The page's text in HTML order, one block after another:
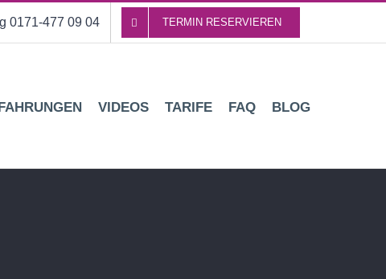
0171-477 09 04 TERMIN RESERVIEREN
VIDEOS TARIFE FAQ BLOG